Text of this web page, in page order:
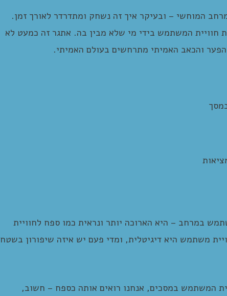
המוחשי – ובעיקר איך זה נשחק ומתדרדר לאורך זמן.
חוויית המשתמש בידי מי שלא מבין בה. אתגר זה כמעט לא
והכאב האמיתי מתרחשים בעולם האמיתי.
במרחב – היא הארוכה יותר ונראית כמו ספח לחוויית
משתמש היא דיגיטלית, ומדי פעם יש איזה שיפורון בשטח
המשתמש במסכים, אנחנו רואים אותה כספח – חשוב,